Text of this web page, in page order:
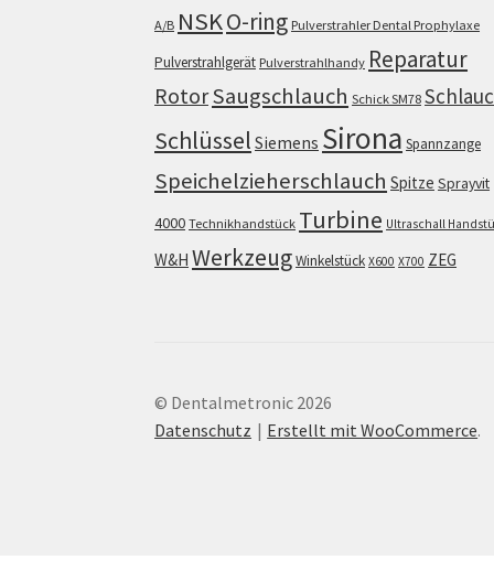
A/B NSKO-ring Pulverstrahler Dental Prophylaxe
Pulverstrahlgerät Pulverstrahlhandy Reparatur
RotorSaugschlauch Schick SM78
Schlüssel Siemens Sirona Spannzange
Speichelzieherschlauch Spitze Sprayvit
4000 Technikhandstück Turbine Ultraschall
W&H WerkzeugWinkelstück X600 X700 ZEG
© Dentalmetronic 2026
Datenschutz
Erstellt mit WooCommerce.